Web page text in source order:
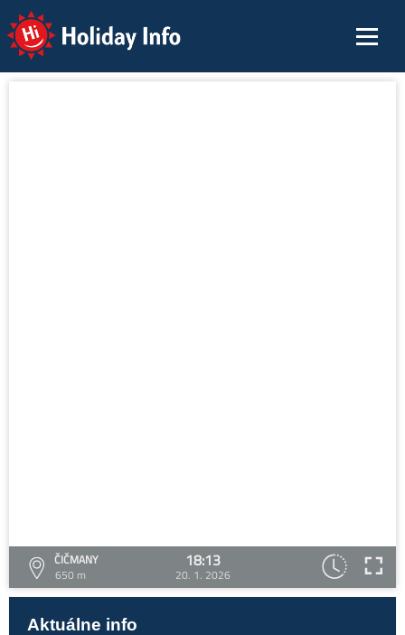
Holiday Info
ČIČMANY
650 m
18:13
20. 1. 2026
Aktuálne info